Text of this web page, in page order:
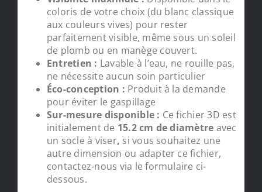
coloris de votre choix (du blanc classique
aux couleurs vives) pour rester
parfaitement visible, même sous un soleil
de plomb ou en manège couvert.
Entretien : Lavable à l’eau, ne rouille pas,
ne nécessite aucun soin particulier
Éco-conception : Produit à la demande
pour éviter le gaspillage
Sur-mesure disponible : Ce fichier 3D est
initialement de 15.2 cm de diamètre avec
un socle à viser, si vous souhaitez une
autre dimension ou adapter ce fichier,
contactez-nous via le formulaire ci-
dessous.